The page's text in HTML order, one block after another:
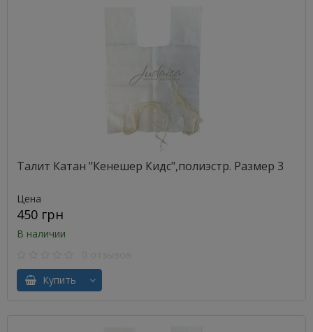
Талит Катан "Кенешер Кидс",полиэстр. Размер 3
Цена
450 грн
В наличии
Купить